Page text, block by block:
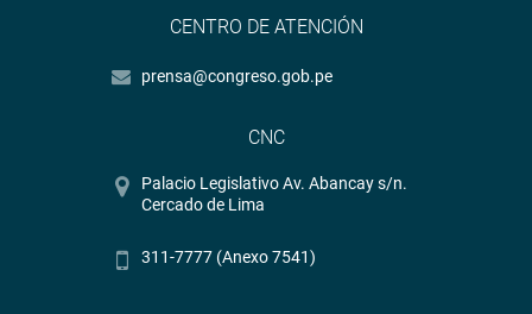
CENTRO DE ATENCIÓN
prensa@congreso.gob.pe
CNC
Palacio Legislativo Av. Abancay s/n.
Cercado de Lima
311-7777 (Anexo 7541)